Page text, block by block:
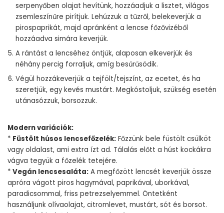
serpenyőben olajat hevítünk, hozzáadjuk a lisztet, világos
zsemleszínűre pirítjuk. Lehúzzuk a tűzről, belekeverjük a
pirospaprikát, majd apránként a lencse főzővizéből
hozzáadva simára keverjük.
A rántást a lencséhez öntjük, alaposan elkeverjük és
néhány percig forraljuk, amíg besűrűsödik.
Végül hozzákeverjük a tejfölt/tejszínt, az ecetet, és ha
szeretjük, egy kevés mustárt. Megkóstoljuk, szükség esetén
utánasózzuk, borsozzuk.
Modern variációk:
* Füstölt húsos lencsefőzelék: Főzzünk bele füstölt csülköt
vagy oldalast, ami extra ízt ad. Tálalás előtt a húst kockákra
vágva tegyük a főzelék tetejére.
* Vegán lencsesaláta: A megfőzött lencsét keverjük össze
apróra vágott piros hagymával, paprikával, uborkával,
paradicsommal, friss petrezselyemmel. Öntetként
használjunk olívaolajat, citromlevet, mustárt, sót és borsot.